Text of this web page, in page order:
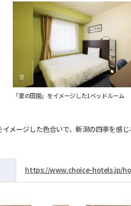
「夏の田園」をイメージした1ベッドルーム
メージした色合いで、新潟の四季を感じ
https://www.choice-hotels.jp/